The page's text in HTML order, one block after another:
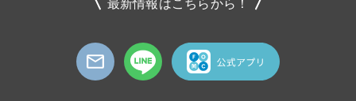
最新情報はこちらから！